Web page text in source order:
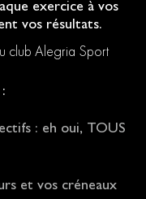
exercice à vos
vos résultats.
club Alegria Sport
: eh oui, TOUS
et vos créneaux